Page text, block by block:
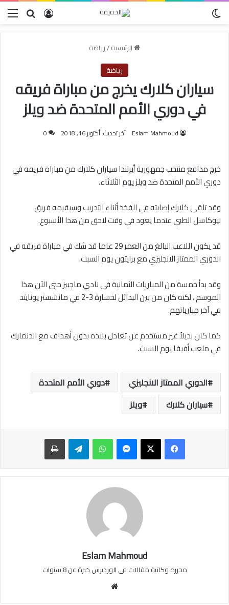
بحث عنتسجيل
الرئيسية/رياضة
رياضة
سياران كلارك يخرج من مباراة فريقه
في دوري الأمم المتحدة ضد ويلز
Eslam Mahmoud آخر تحديث: أكتوبر 16, 2018 0
خرج مدافع منتخب جمهورية أيرلندا سياران كلارك من مباراة فريقه في
دوري الأمم المتحدة ضد ويلز يوم الثلاثاء.
وقد تلقى كلارك إصابته في الفخذ أثناء التدريب وسيقيمه فريق
نيوكاسل الطبي عندما يعود في وقت لاحق من هذا الأسبوع.
قد يكون اللاعب البالغ من العمر 29 عاما قد شك في مباراة فريقه في
الدوري الممتاز الانجليزي مع برايتون يوم السبت.
وقد بدأ خمسة من المباريات الثمانية في نادي ماجبيز حتى الآن هذا
الموسم ، لكنه كان من بين البدائل لخسارة 3-2 في مانشستر يونايتد
في آخر مبارياتهم.
كما كان بديلاً غير مستخدم عن تعادل بلاده بدون أهداف مع الدنمارك
في ملعب أفيفا يوم السبت.
الدوري الممتاز الانجليزي
دوري الأمم المتحدة
سياران كلارك
ويلز
ماسنجر واتساب تيلقرام
Eslam Mahmoud
محررة وكاتبة مقالات فى الوردبرس خبرة عن 8 سنوات